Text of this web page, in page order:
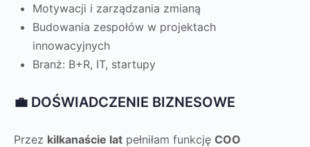
Motywacji i zarządzania zmianą
Budowania zespołów w projektach
innowacyjnych
Branż: B+R, IT, startupy
💼 DOŚWIADCZENIE BIZNESOWE
Przez kilkanaście lat pełniłam funkcję COO